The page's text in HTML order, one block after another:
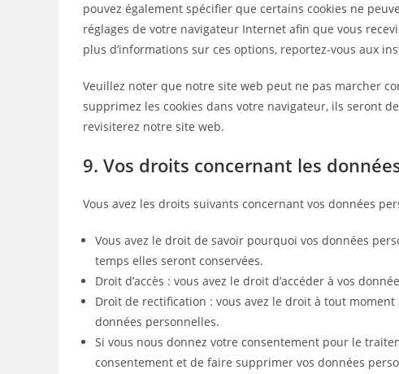
pouvez également spécifier que certains cookies ne
réglages de votre navigateur Internet afin que vous
plus d’informations sur ces options, reportez-vous aux
Veuillez noter que notre site web peut ne pas marcher
supprimez les cookies dans votre navigateur, ils seront
revisiterez notre site web.
9. Vos droits concernant les
Vous avez les droits suivants concernant vos données
Vous avez le droit de savoir pourquoi vos données
temps elles seront conservées.
Droit d’accès : vous avez le droit d’accéder à vos
Droit de rectification : vous avez le droit à tout
données personnelles.
Si vous nous donnez votre consentement pour le
consentement et de faire supprimer vos données